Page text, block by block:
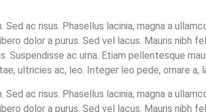
Sed ac risus. Phasellus lacinia, magna a
dolor a purus. Sed vel lacus. Mauris nibh
Suspendisse ac urna. Etiam pellentesque
ultricies ac, leo. Integer leo pede, ornare a,
Sed ac risus. Phasellus lacinia, magna a
dolor a purus. Sed vel lacus. Mauris nibh